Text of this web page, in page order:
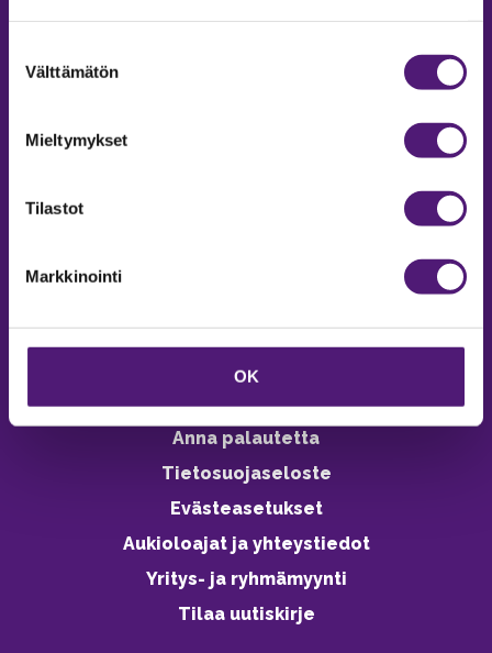
valinta
Välttämätön
Mieltymykset
Tilastot
Markkinointi
OK
Tiedustelut & Varaukset
Vastuullisuus
Ympäristöohjelma
Avoimet työpaikat
Anna palautetta
Tietosuojaseloste
Evästeasetukset
Aukioloajat ja yhteystiedot
Yritys- ja ryhmämyynti
Tilaa uutiskirje